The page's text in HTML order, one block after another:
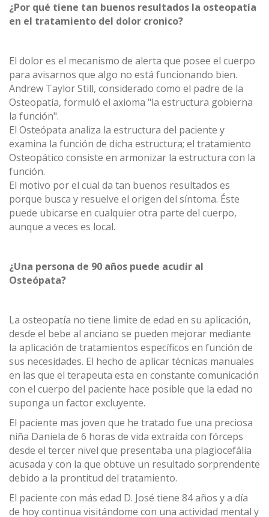
¿Por qué tiene tan buenos resultados la osteopatía
en el tratamiento del dolor cronico?
El dolor es el mecanismo de alerta que posee el cuerpo
para avisarnos que algo no está funcionando bien.
Andrew Taylor Still, considerado como el padre de la
Osteopatía, formuló el axioma "la estructura gobierna
la función".
El Osteópata analiza la estructura del paciente y
examina la función de dicha estructura; el tratamiento
Osteopático consiste en armonizar la estructura con la
función.
El motivo por el cual da tan buenos resultados es
porque busca y resuelve el origen del síntoma. Éste
puede ubicarse en cualquier otra parte del cuerpo,
aunque a veces es local.
¿Una persona de 90 años puede acudir al
Osteópata?
La osteopatía no tiene limite de edad en su aplicación,
desde el bebe al anciano se pueden mejorar mediante
la aplicación de tratamientos específicos en función de
sus necesidades. El hecho de aplicar técnicas manuales
en las que el terapeuta esta en constante comunicación
con el cuerpo del paciente hace posible que la edad no
suponga un factor excluyente.
El paciente mas joven que he tratado fue una preciosa
niña Daniela de 6 horas de vida extraída con fórceps
desde el tercer nivel que presentaba una plagiocefália
acusada y con la que obtuve un resultado sorprendente
debido a la prontitud del tratamiento.
El paciente con más edad D. José tiene 84 años y a día
de hoy continua visitándome con una actividad mental y